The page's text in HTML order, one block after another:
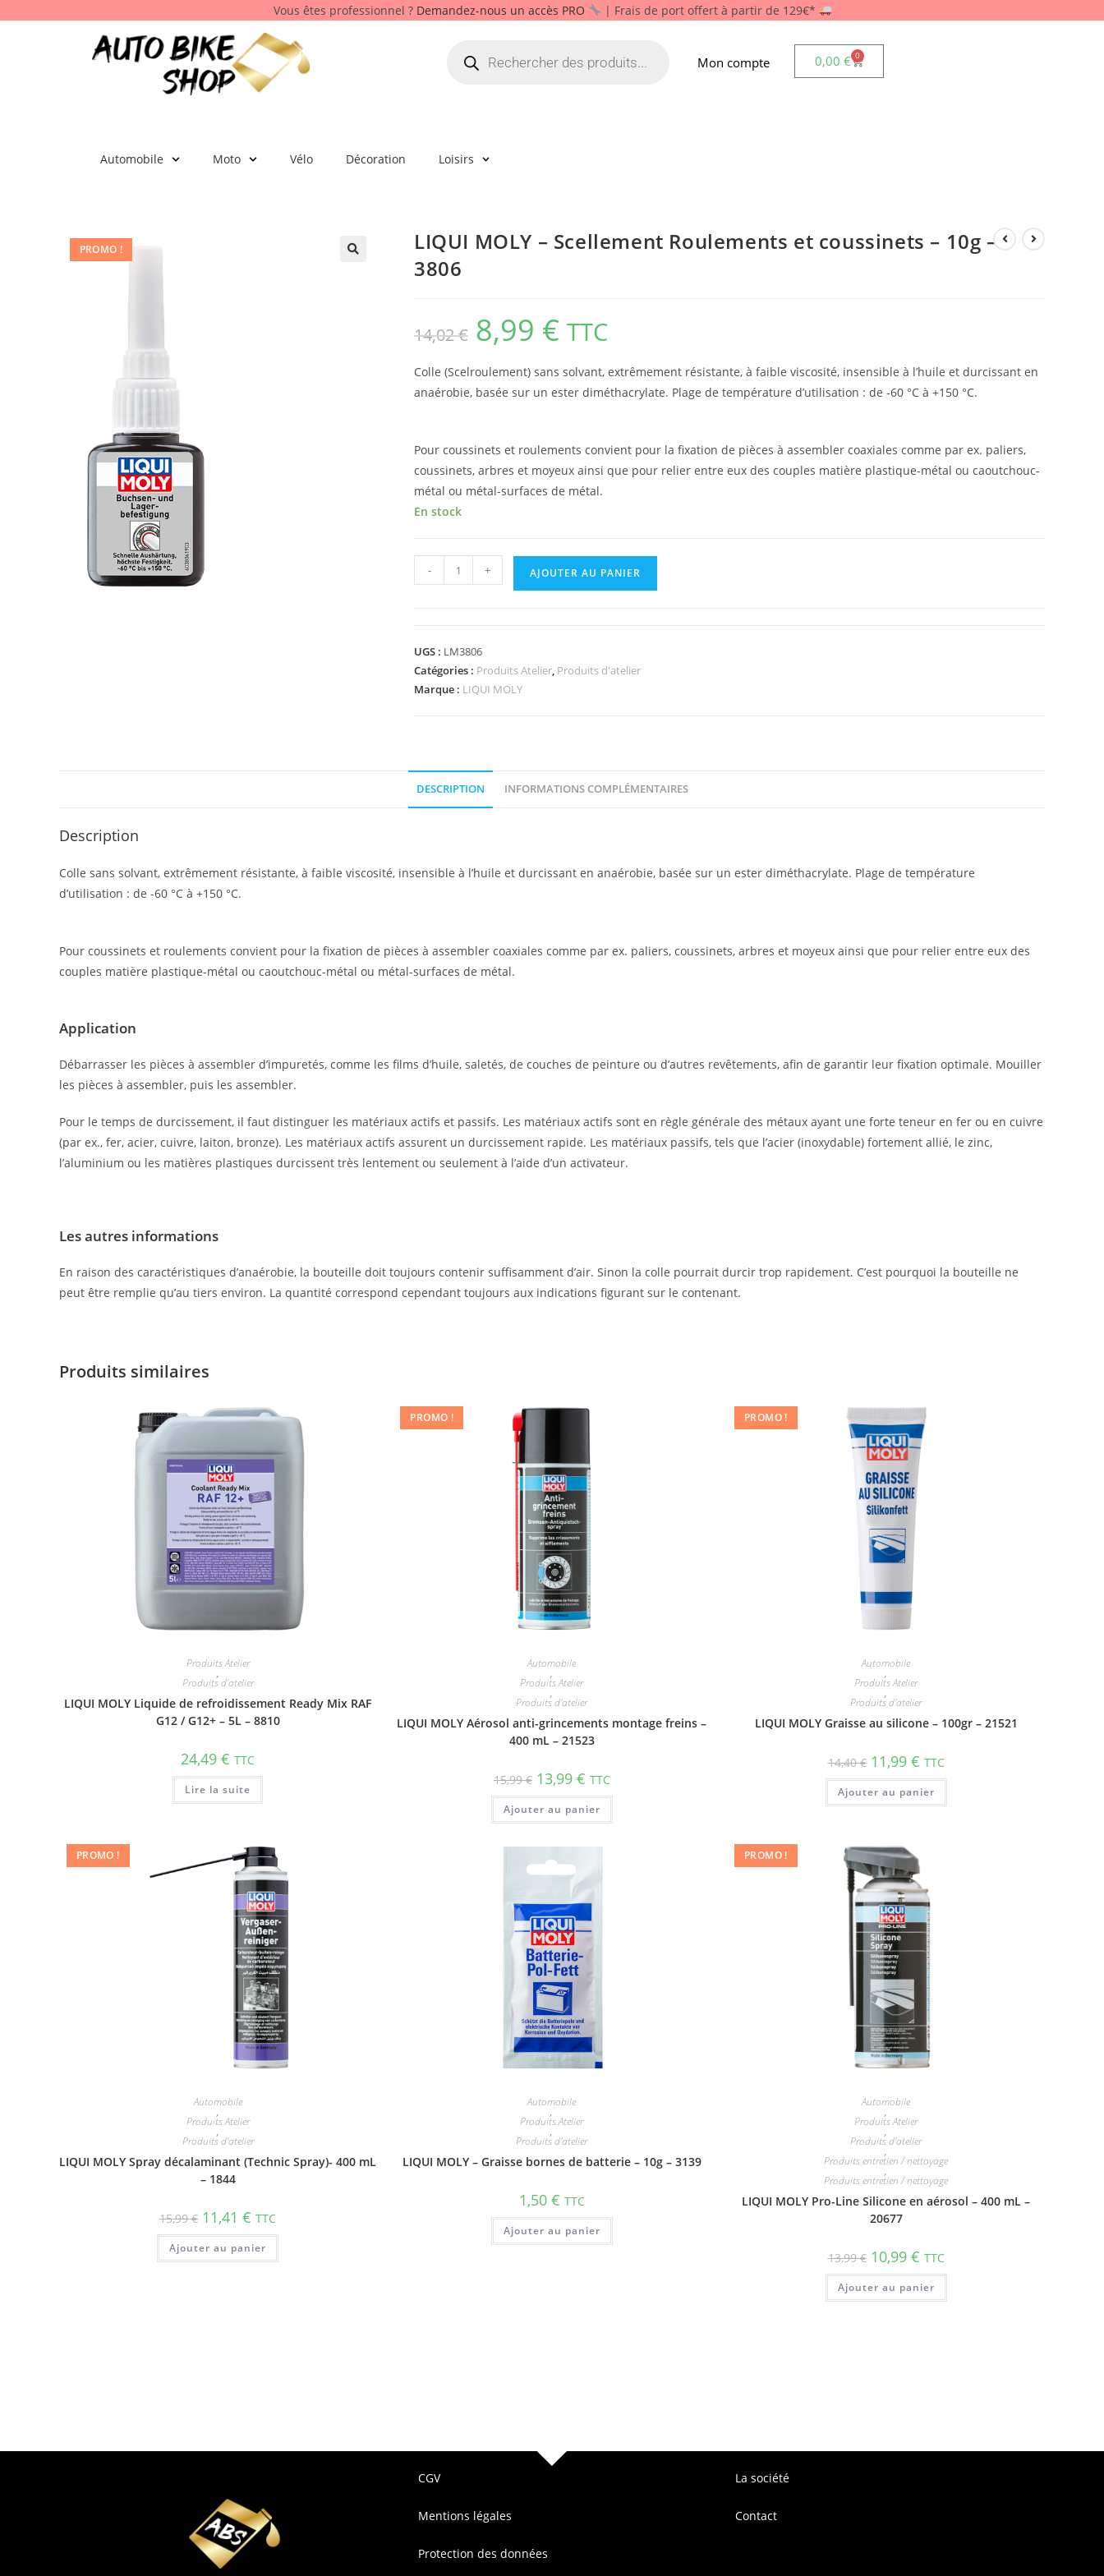
Vous êtes professionnel ? Demandez-nous un accès PRO | Frais de port offert à partir de 129€*
Mon compte 0,00 € 0
Automobile Moto Vélo Décoration Loisirs
PROMO !
LIQUI MOLY – Scellement Roulements et coussinets – 10g –
3806
14,02€ 8,99 € TTC
Colle (Scelroulement) sans solvant, extrêmement résistante, à faible viscosité, insensible à l’huile et durcissant en
anaérobie, basée sur un ester diméthacrylate. Plage de température d’utilisation : de -60 °C à +150 °C.
Pour coussinets et roulements convient pour la fixation de pièces à assembler coaxiales comme par ex. paliers,
coussinets, arbres et moyeux ainsi que pour relier entre eux des couples matière plastique-métal ou caoutchouc-
métal ou métal-surfaces de métal.
En stock
- + AJOUTER AU PANIER
UGS : LM3806
Catégories : Produits Atelier, Produits d'atelier
Marque : LIQUI MOLY
DESCRIPTION INFORMATIONS COMPLÉMENTAIRES
Description
Colle sans solvant, extrêmement résistante, à faible viscosité, insensible à l’huile et durcissant en anaérobie, basée sur un ester diméthacrylate. Plage de température
d’utilisation : de -60 °C à +150 °C.
Pour coussinets et roulements convient pour la fixation de pièces à assembler coaxiales comme par ex. paliers, coussinets, arbres et moyeux ainsi que pour relier entre eux des
couples matière plastique-métal ou caoutchouc-métal ou métal-surfaces de métal.
Appli­ca­tion
Débarrasser les pièces à assembler d’impuretés, comme les films d’huile, saletés, de couches de peinture ou d’autres revêtements, afin de garantir leur fixation optimale. Mouiller
les pièces à assembler, puis les assembler.
Pour le temps de durcissement, il faut distinguer les matériaux actifs et passifs. Les matériaux actifs sont en règle générale des métaux ayant une forte teneur en fer ou en cuivre
(par ex., fer, acier, cuivre, laiton, bronze). Les matériaux actifs assurent un durcissement rapide. Les matériaux passifs, tels que l’acier (inoxydable) fortement allié, le zinc,
l’aluminium ou les matières plastiques durcissent très lentement ou seulement à l’aide d’un activateur.
Les autres infor­ma­tions
En raison des caractéristiques d’anaérobie, la bouteille doit toujours contenir suffisamment d’air. Sinon la colle pourrait durcir trop rapidement. C’est pourquoi la bouteille ne
peut être remplie qu’au tiers environ. La quantité correspond cependant toujours aux indications figurant sur le contenant.
Produits similaires
Produits Atelier
,
Produits d'atelier
LIQUI MOLY Liquide de refroidissement Ready Mix RAF
G12 / G12+ – 5L – 8810
24,49€ TTC
Lire la suite
PROMO !
Automobile
,
Produits Atelier
,
Produits d'atelier
LIQUI MOLY Aérosol anti-​grin­ce­ments montage freins –
400 mL – 21523
15,99€ 13,99 € TTC
Ajouter au panier
PROMO !
Automobile
,
Produits Atelier
,
Produits d'atelier
LIQUI MOLY Graisse au silicone – 100gr – 21521
14,40€ 11,99 € TTC
Ajouter au panier
PROMO !
Automobile
,
Produits Atelier
,
Produits d'atelier
LIQUI MOLY Spray décalaminant (Technic Spray)- 400 mL
– 1844
15,99€ 11,41€ TTC
Ajouter au panier
Automobile
,
Produits Atelier
,
Produits d'atelier
LIQUI MOLY – Graisse bornes de batterie – 10g – 3139
1,50 € TTC
Ajouter au panier
PROMO !
Automobile
,
Produits Atelier
,
Produits d'atelier
,
Produits entretien / nettoyage
,
Produits entretien / nettoyage
LIQUI MOLY Pro-Line Silicone en aérosol – 400 mL –
20677
13,99€ 10,99 € TTC
Ajouter au panier
CGV
Mentions légales
Protection des données
La société
Contact